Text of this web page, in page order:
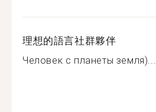
理想的語言社群夥伴
Человек с планеты земля)...